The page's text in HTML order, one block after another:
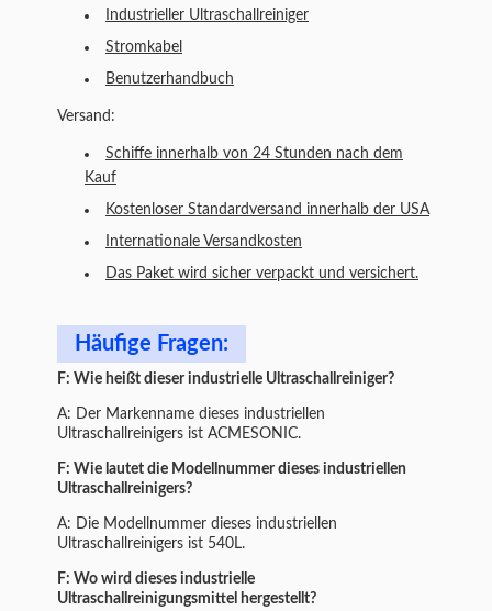
Industrieller Ultraschallreiniger
Stromkabel
Benutzerhandbuch
Versand:
Schiffe innerhalb von 24 Stunden nach dem
Kauf
Kostenloser Standardversand innerhalb der USA
Internationale Versandkosten
Das Paket wird sicher verpackt und versichert.
Häufige Fragen:
F: Wie heißt dieser industrielle Ultraschallreiniger?
A: Der Markenname dieses industriellen
Ultraschallreinigers ist ACMESONIC.
F: Wie lautet die Modellnummer dieses industriellen
Ultraschallreinigers?
A: Die Modellnummer dieses industriellen
Ultraschallreinigers ist 540L.
F: Wo wird dieses industrielle
Ultraschallreinigungsmittel hergestellt?